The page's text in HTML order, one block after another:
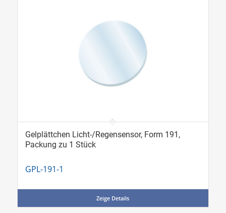
Gelplättchen Licht-/Regensensor, Form 191,
Packung zu 1 Stück
GPL-191-1
Zeige Details